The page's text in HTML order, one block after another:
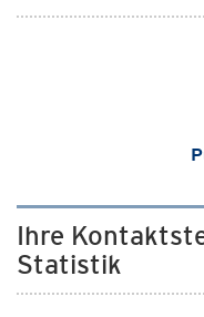
Ihre
Statistik